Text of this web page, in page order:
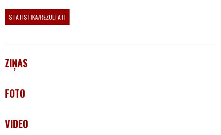
STATISTIKA/REZULTĀTI
ZIŅAS
FOTO
VIDEO